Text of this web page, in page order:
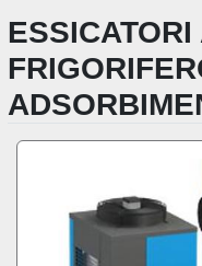
ESSICATORI